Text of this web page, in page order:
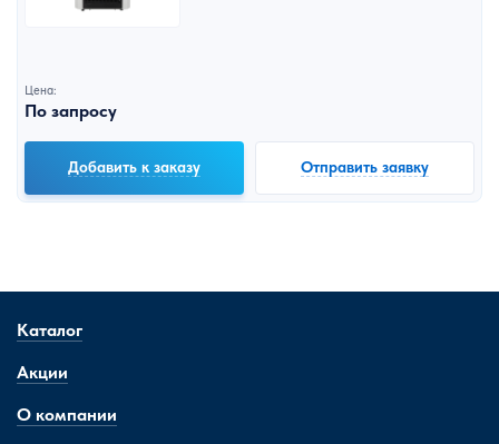
Цена:
По запросу
Добавить к заказу Отправить заявку
Каталог
Акции
О компании